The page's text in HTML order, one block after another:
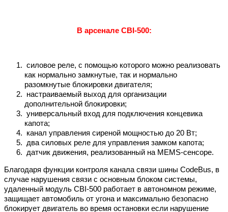
В арсенале CBI-500:
силовое реле, с помощью которого можно реализовать
как нормально замкнутые, так и нормально
разомкнутые блокировки двигателя;
настраиваемый выход для организации
дополнительной блокировки;
универсальный вход для подключения концевика
капота;
канал управления сиреной мощностью до 20 Вт;
два силовых реле для управления замком капота;
датчик движения, реализованный на MEMS-сенсоре.
Благодаря функции контроля канала связи шины CodeBus, в
случае нарушения связи с основным блоком системы,
удаленный модуль CBI-500 работает в автономном режиме,
защищает автомобиль от угона и максимально безопасно
блокирует двигатель во время остановки если нарушение